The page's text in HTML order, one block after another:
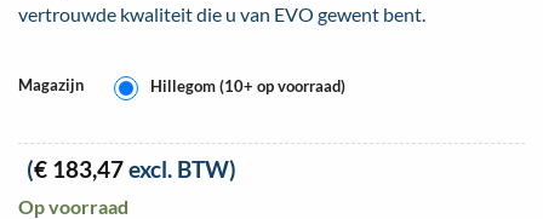
vertrouwde kwaliteit die u van EVO gewent bent.
Magazijn Hillegom (10+ op voorraad)
Oorspronkelijke
prijs
Huidige
prijs
(€ 183,47excl. BTW)
Op voorraad